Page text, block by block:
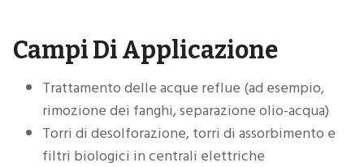
Campi Di Applicazione
Trattamento delle acque reflue (ad esempio,
rimozione dei fanghi, separazione olio-acqua)
Torri di desolforazione, torri di assorbimento e
filtri biologici in centrali elettriche